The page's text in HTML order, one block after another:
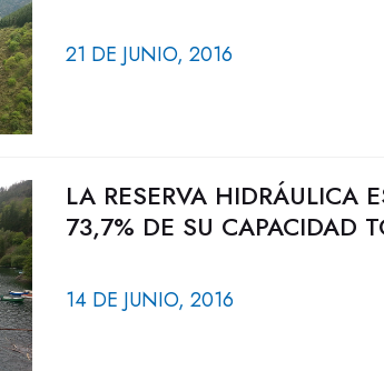
21 DE JUNIO, 2016
LA RESERVA HIDRÁULICA
73,7% DE SU CAPACIDAD
14 DE JUNIO, 2016